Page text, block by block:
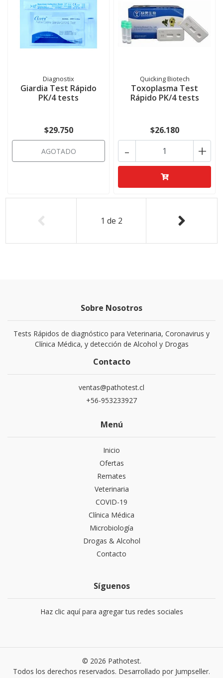
Diagnostix
Giardia Test Rápido
PK/4 tests
$29.750
AGOTADO
Quicking Biotech
Toxoplasma Test
Rápido PK/4 tests
$26.180
+
-
1 de 2
Sobre Nosotros
Tests Rápidos de diagnóstico para Veterinaria, Coronavirus y
Clínica Médica, y detección de Alcohol y Drogas
Contacto
ventas@pathotest.cl
+56-953233927
Menú
Inicio
Ofertas
Remates
Veterinaria
COVID-19
Clínica Médica
Microbiología
Drogas & Alcohol
Contacto
Síguenos
Haz clic aquí para agregar tus redes sociales
© 2026 Pathotest.
Todos los derechos reservados. Desarrollado por Jumpseller.